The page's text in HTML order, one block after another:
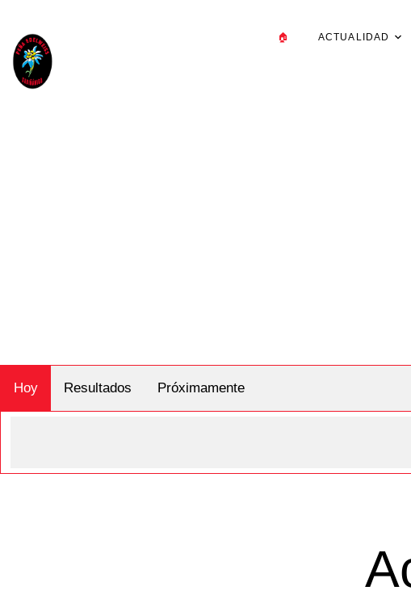
🏠 ACTUALIDAD
Hoy Resultados Próximamente